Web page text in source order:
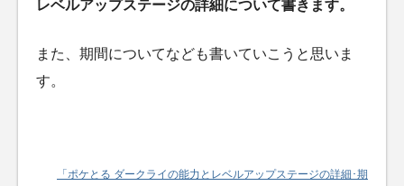
レベルアップステージの詳細について書きます。
また、期間についてなども書いていこうと思いま
す。
「ポケとる ダークライの能力とレベルアップステージの詳細･期